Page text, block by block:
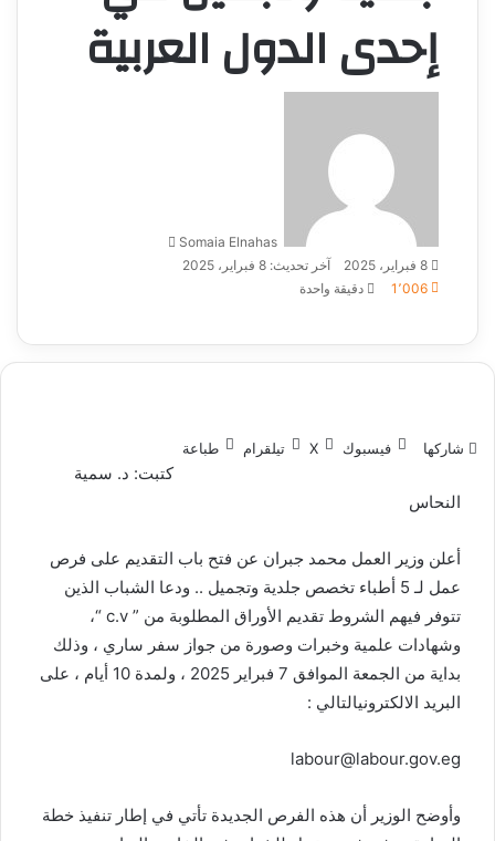
إحدى الدول العربية
Somaia Elnahas
8 فبراير، 2025
آخر تحديث: 8 فبراير، 2025
1٬006
دقيقة واحدة
شاركها فيسبوك ‫X تيلقرام طباعة
كتبت: د. سمية
النحاس
أعلن وزير العمل محمد جبران عن فتح باب التقديم على فرص
عمل لـ 5 أطباء تخصص جلدية وتجميل .. ودعا الشباب الذين
تتوفر فيهم الشروط تقديم الأوراق المطلوبة من ” c.v “،
وشهادات علمية وخبرات وصورة من جواز سفر ساري ، وذلك
بداية من الجمعة الموافق 7 فبراير 2025 ، ولمدة 10 أيام ، على
البريد الالكترونيالتالي :
labour@labour.gov.eg
وأوضح الوزير أن هذه الفرص الجديدة تأتي في إطار تنفيذ خطة